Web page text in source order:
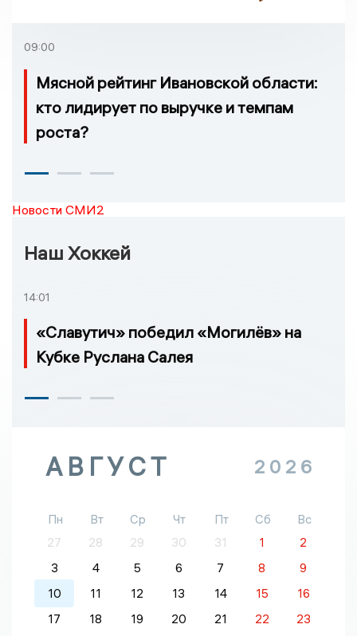
09:00
Мясной рейтинг Ивановской области:
кто лидирует по выручке и темпам
роста?
Новости СМИ2
Наш Хоккей
14:01
«Славутич» победил «Могилёв» на
Кубке Руслана Салея
АВГУСТ 2026
Пн Вт Ср Чт Пт Сб
Вс
27
28 29 30 31 1
2
3
4 5 6 7 8
9
10
11 12 13 14 15
16
17
18 19 20 21 22
23